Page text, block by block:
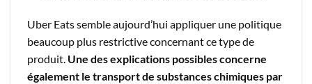
Uber Eats semble aujourd’hui appliquer une politique
beaucoup plus restrictive concernant ce type de
produit. Une des explications possibles concerne
également le transport de substances chimiques par